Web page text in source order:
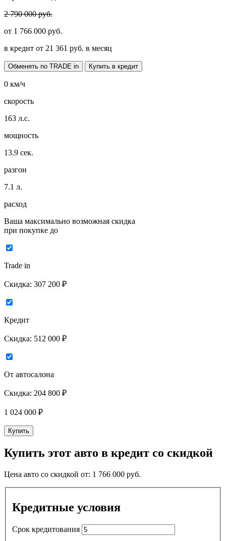
2 790 000 руб.
от 1 766 000 руб.
в кредит от 21 361 руб. в месяц
Обменять по TRADE in Купить в кредит
0 км/ч
скорость
163 л.с.
мощность
13.9 сек.
разгон
7.1 л.
расход
Ваша максимально возможная скидка
при покупке до
Trade in
Скидка: 307 200 ₽
Кредит
Скидка: 512 000 ₽
От автосалона
Скидка: 204 800 ₽
1 024 000 ₽
Купить
Купить этот авто в кредит со скидкой
Цена авто со скидкой от: 1 766 000 руб.
Кредитные условия
Срок кредитования